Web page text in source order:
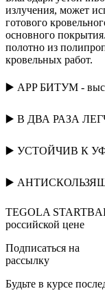
излучения, может
готового
основного
полотно из
кровельных работ.
▶️ APP БИТУМ -
▶️ В ДВА РАЗА
▶️ УСТОЙЧИВ К УФ -
▶️
TEGOLA
российской цене
Подписаться на
рассылку
Будьте в курсе